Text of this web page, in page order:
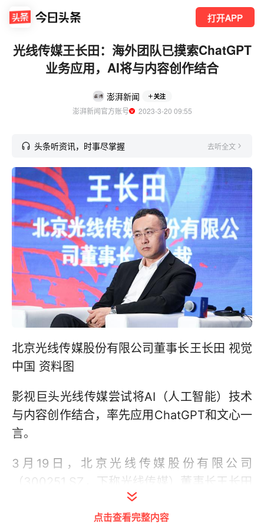
打开APP
光线传媒王长田：海外团队已摸索ChatGPT
业务应用，AI将与内容创作结合
澎湃新闻 关注
澎湃新闻官方账号
  2023-3-20 09:55
头条听资讯，时事尽掌握 去听全文
北京光线传媒股份有限公司董事长王长田 视觉
中国 资料图
影视巨头光线传媒尝试将AI（人工智能）技术
与内容创作结合，率先应用ChatGPT和文心一
言。
3月19日，北京光线传媒股份有限公司
（300251.SZ，下称光线传媒）董事长王长田
发布公司内部信称，光线传媒海外动画制作团
队已经在摸索ChatGPT在业务上的应用，今后
点击查看完整内容